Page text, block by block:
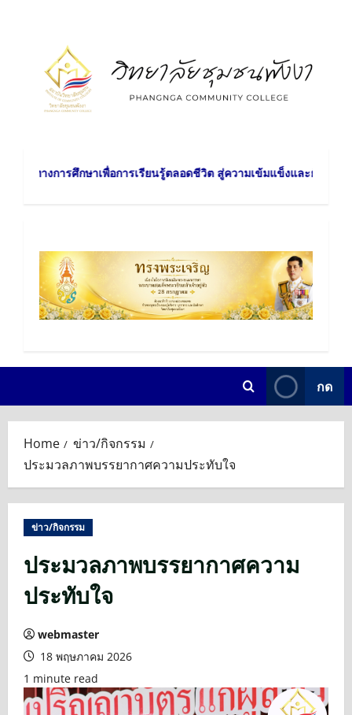
ศึกษาเพื่อการเรียนรู้ตลอดชีวิต สู่ความเข้มแข็งและยั่งยืนของชุมชน วิ
กด
Home
ข่าว/กิจกรรม
ประมวลภาพบรรยากาศความประทับใจ
ข่าว/กิจกรรม
ประมวลภาพบรรยากาศความ
ประทับใจ
webmaster
18 พฤษภาคม 2026
1 minute read